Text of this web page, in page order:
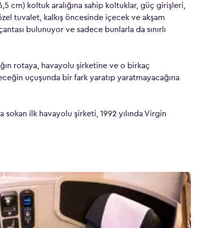
cm) koltuk aralığına sahip koltuklar, güç girişleri,
tuvalet, kalkış öncesinde içecek ve akşam
bulunuyor ve sadece bunlarla da sınırlı
rotaya, havayolu şirketine ve o birkaç
uçuşunda bir fark yaratıp yaratmayacağına
ilk havayolu şirketi, 1992 yılında Virgin